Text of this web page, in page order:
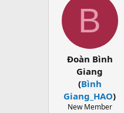
B
Đoàn Bình
Giang
(Bình
Giang_HAO)
New Member